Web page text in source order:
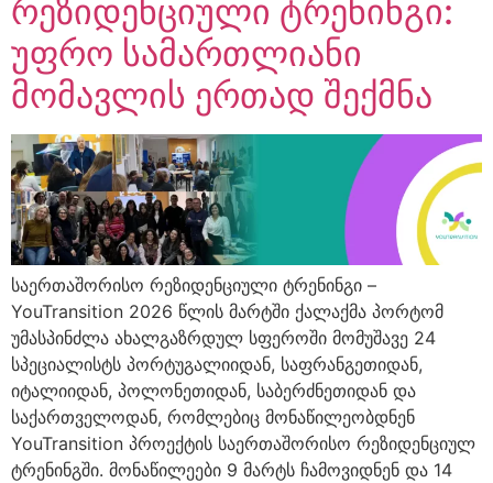
რეზიდენციული ტრენინგი:
უფრო სამართლიანი
მომავლის ერთად შექმნა
საერთაშორისო რეზიდენციული ტრენინგი –
YouTransition 2026 წლის მარტში ქალაქმა პორტომ
უმასპინძლა ახალგაზრდულ სფეროში მომუშავე 24
სპეციალისტს პორტუგალიიდან, საფრანგეთიდან,
იტალიიდან, პოლონეთიდან, საბერძნეთიდან და
საქართველოდან, რომლებიც მონაწილეობდნენ
YouTransition პროექტის საერთაშორისო რეზიდენციულ
ტრენინგში. მონაწილეები 9 მარტს ჩამოვიდნენ და 14